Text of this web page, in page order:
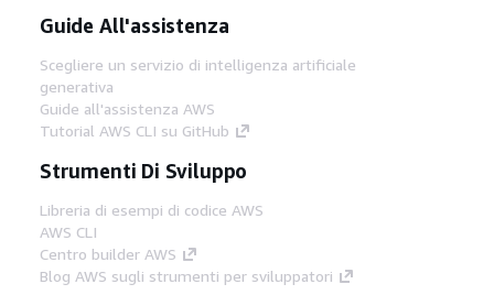
Guide All'assistenza
Scegliere un servizio di intelligenza artificiale
generativa
Guide all'assistenza AWS
Tutorial AWS CLI su GitHub
Strumenti Di Sviluppo
Libreria di esempi di codice AWS
AWS CLI
Centro builder AWS
Blog AWS sugli strumenti per sviluppatori